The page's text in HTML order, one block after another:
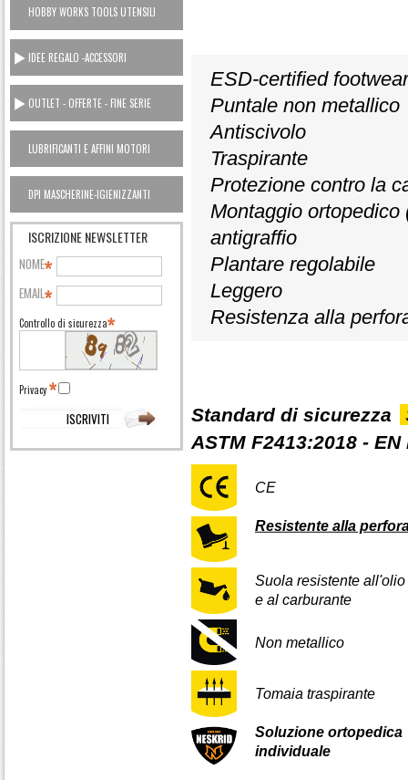
HOBBY WORKS TOOLS UTENSILI
CASA
IDEE REGALO -ACCESSORI
OUTLET - OFFERTE - FINE SERIE
LUBRIFICANTI E AFFINI MOTORI
AUTO OUTLET
DPI MASCHERINE-IGIENIZZANTI
ISCRIZIONE NEWSLETTER
NOME
EMAIL
Controllo di sicurezza
Privacy
ESD-certified footwear
Puntale non metallico
Antiscivolo
Traspirante
Protezione contro la
Montaggio ortopedico
antigraffio
Plantare regolabile
Leggero
Resistenza alla
Standard di sicurezza
ASTM F2413:2018 - EN
CE
Resistente alla
Suola resistente all'olio
e al carburante
Non metallico
Tomaia traspirante
Soluzione ortopedica
individuale